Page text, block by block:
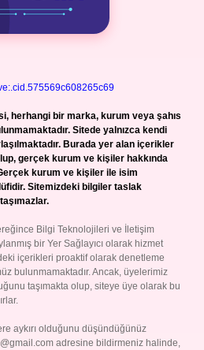
herhangi bir marka, kurum veya şahıs
Sitede yalnızca kendi
Burada yer alan içerikler
gerçek kurum ve kişiler hakkında
kurum ve kişiler ile isim
Sitemizdeki bilgiler taslak
Bilgi Teknolojileri ve İletişim
bir Yer Sağlayıcı olarak hizmet
içerikleri proaktif olarak denetleme
bulunmamaktadır. Ancak, üyelerimiz
taşımakta olup, siteye üye olarak bu
aykırı olduğunu düşündüğünüz
adresine bildirmeniz halinde,